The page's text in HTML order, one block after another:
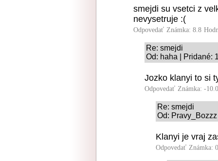
smejdi su vsetci z
nevysetruje :(
Odpovedať Známka: 8.8
Re: smejdi
Od: haha | Pridané:
Jozko klanyi to si
Odpovedať Známka: -10.0
Re: smejdi
Od:
Klanyi je vraj
Odpovedať Známka: